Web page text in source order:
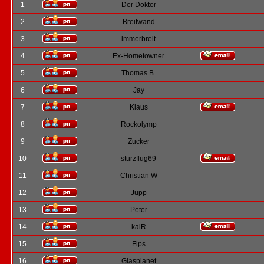
1 Der Doktor
2 Breitwand
3 immerbreit
4 Ex-Hometowner
5 Thomas B.
6 Jay
7 Klaus
8 Rockolymp
9 Zucker
10 sturzflug69
11 Christian W
12 Jupp
13 Peter
14 kaiR
15 Fips
16 Glasplanet